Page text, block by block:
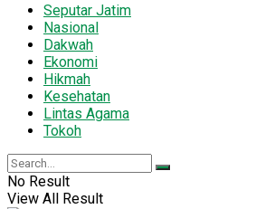
Seputar Jatim
Nasional
Dakwah
Ekonomi
Hikmah
Kesehatan
Lintas Agama
Tokoh
No Result
View All Result